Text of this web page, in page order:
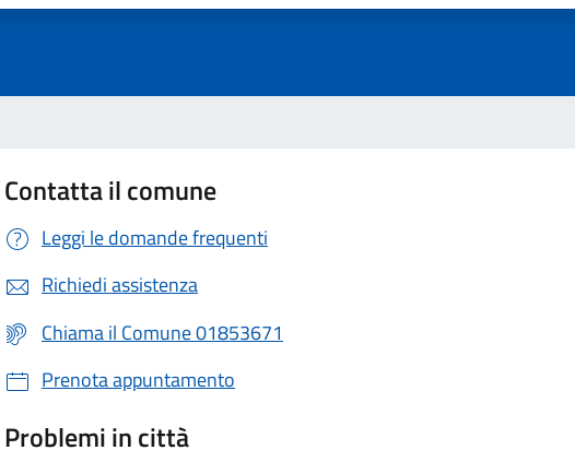
Contatta il comune
Leggi le domande frequenti
Richiedi assistenza
Chiama il Comune 01853671
Prenota appuntamento
Problemi in città